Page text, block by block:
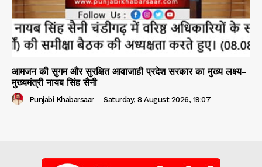
आमजन की सुगम और सुरक्षित आवाजाही प्रदेश सरकार का मुख्य लक्ष्य-
मुख्यमंत्री नायब सिंह सैनी
Punjabi Khabarsaar - Saturday, 8 August 2026, 19:07